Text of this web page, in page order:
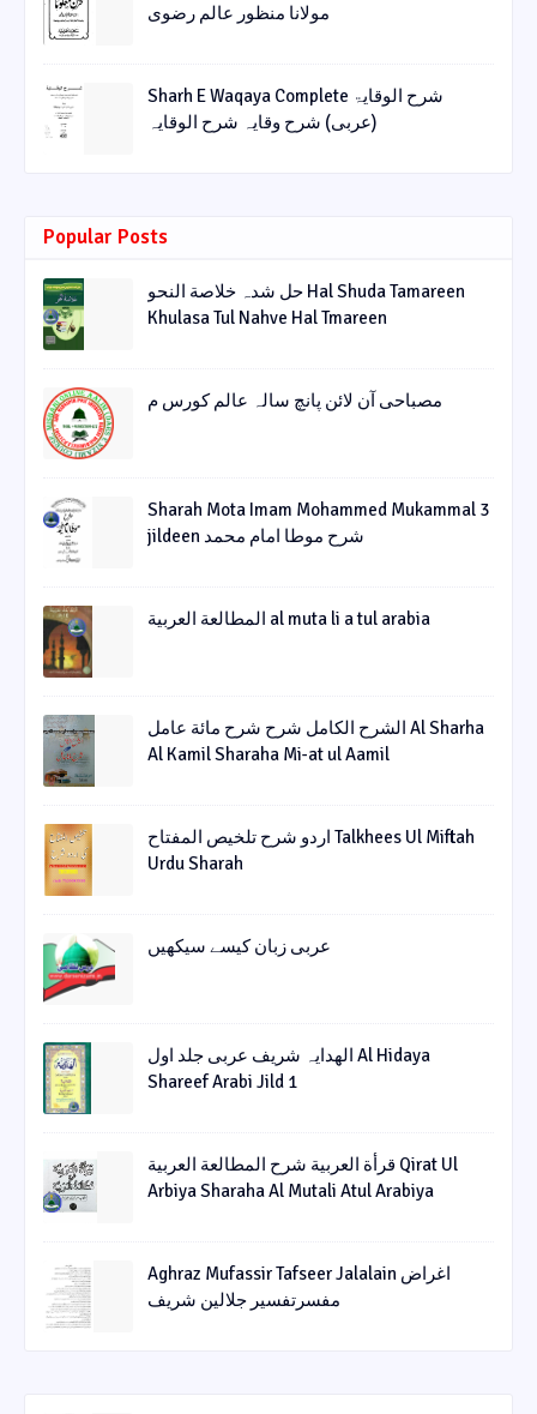
مولانا منظور عالم رضوی
Sharh E Waqaya Complete شرح الوقایۃ
(عربی) شرح وقایہ شرح الوقایہ
Popular Posts
حل شدہ خلاصة النحو Hal Shuda Tamareen
Khulasa Tul Nahve Hal Tmareen
مصباحی آن لائن پانچ سالہ عالم کورس م
Sharah Mota Imam Mohammed Mukammal 3
jildeen شرح موطا امام محمد
المطالعة العربية al muta li a tul arabia
الشرح الکامل شرح شرح مائة عامل Al Sharha
Al Kamil Sharaha Mi-at ul Aamil
اردو شرح تلخیص المفتاح Talkhees Ul Miftah
Urdu Sharah
عربی زبان کیسے سیکھیں
الھدایہ شریف عربی جلد اول Al Hidaya
Shareef Arabi Jild 1
قرأة العربیة شرح المطالعة العربیة Qirat Ul
Arbiya Sharaha Al Mutali Atul Arabiya
Aghraz Mufassir Tafseer Jalalain اغراض
مفسرتفسیر جلالین شریف